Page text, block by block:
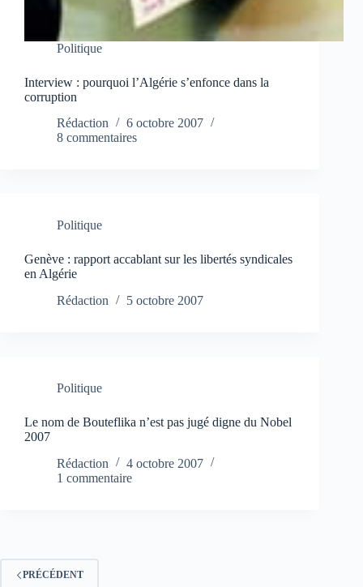
Politique
Interview : pourquoi l’Algérie s’enfonce dans la
corruption
Rédaction
6 octobre 2007
8 commentaires
Politique
Genève : rapport accablant sur les libertés syndicales
en Algérie
Rédaction
5 octobre 2007
Politique
Le nom de Bouteflika n’est pas jugé digne du Nobel
2007
Rédaction
4 octobre 2007
1 commentaire
PRÉCÉDENT